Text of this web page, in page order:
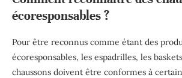
écoresponsables ?
Pour être reconnus comme étant des
écoresponsables, les espadrilles, les
chaussons doivent être conformes à